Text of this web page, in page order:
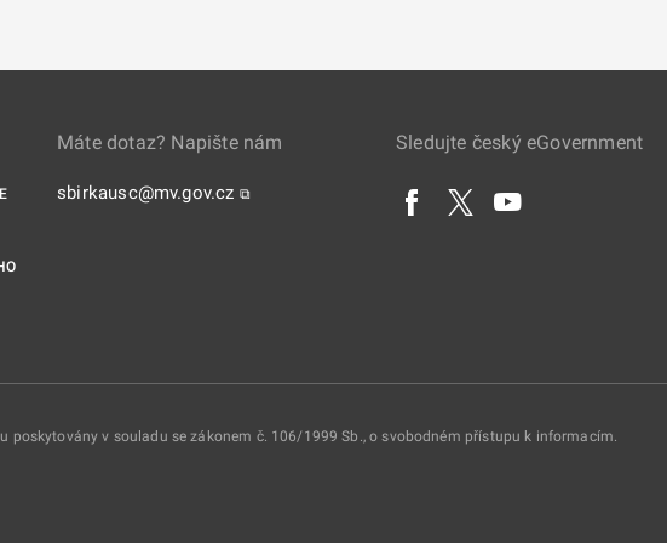
Máte dotaz? Napište nám
sbirkausc@mv.gov.cz ⧉
Sledujte český eGovernment
poskytovány v souladu se zákonem č. 106/1999 Sb., o svobodném přístupu k informacím.